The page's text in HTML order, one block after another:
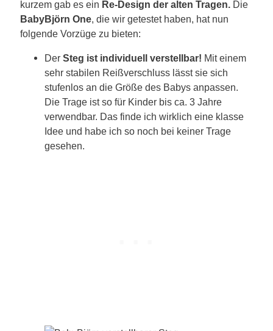
kurzem gab es ein Re-Design der alten Tragen. Die
BabyBjörn One, die wir getestet haben, hat nun
folgende Vorzüge zu bieten:
DerSteg ist individuell verstellbar! Mit einem
sehr stabilen Reißverschluss lässt sie sich
stufenlos an die Größe des Babys anpassen.
Die Trage ist so für Kinder bis ca. 3 Jahre
verwendbar. Das finde ich wirklich eine klasse
Idee und habe ich so noch bei keiner Trage
gesehen.